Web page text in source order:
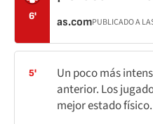
6' as.comPUBLICADO A
5'
Un poco más
anterior. Los
mejor estado físico.